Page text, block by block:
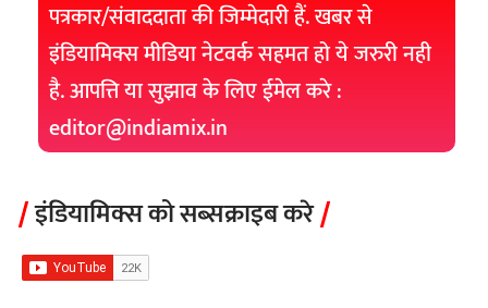
पत्रकार/संवाददाता की जिम्मेदारी हैं. खबर से
इंडियामिक्स मीडिया नेटवर्क सहमत हो ये जरुरी नही
है. आपत्ति या सुझाव के लिए ईमेल करे :
editor@indiamix.in
इंडियामिक्स को सब्सक्राइब करे